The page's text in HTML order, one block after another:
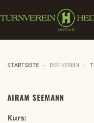
Zum Hauptinhalt
STARTSEITE DER VEREIN
AIRAM SEEMANN
Kurs: